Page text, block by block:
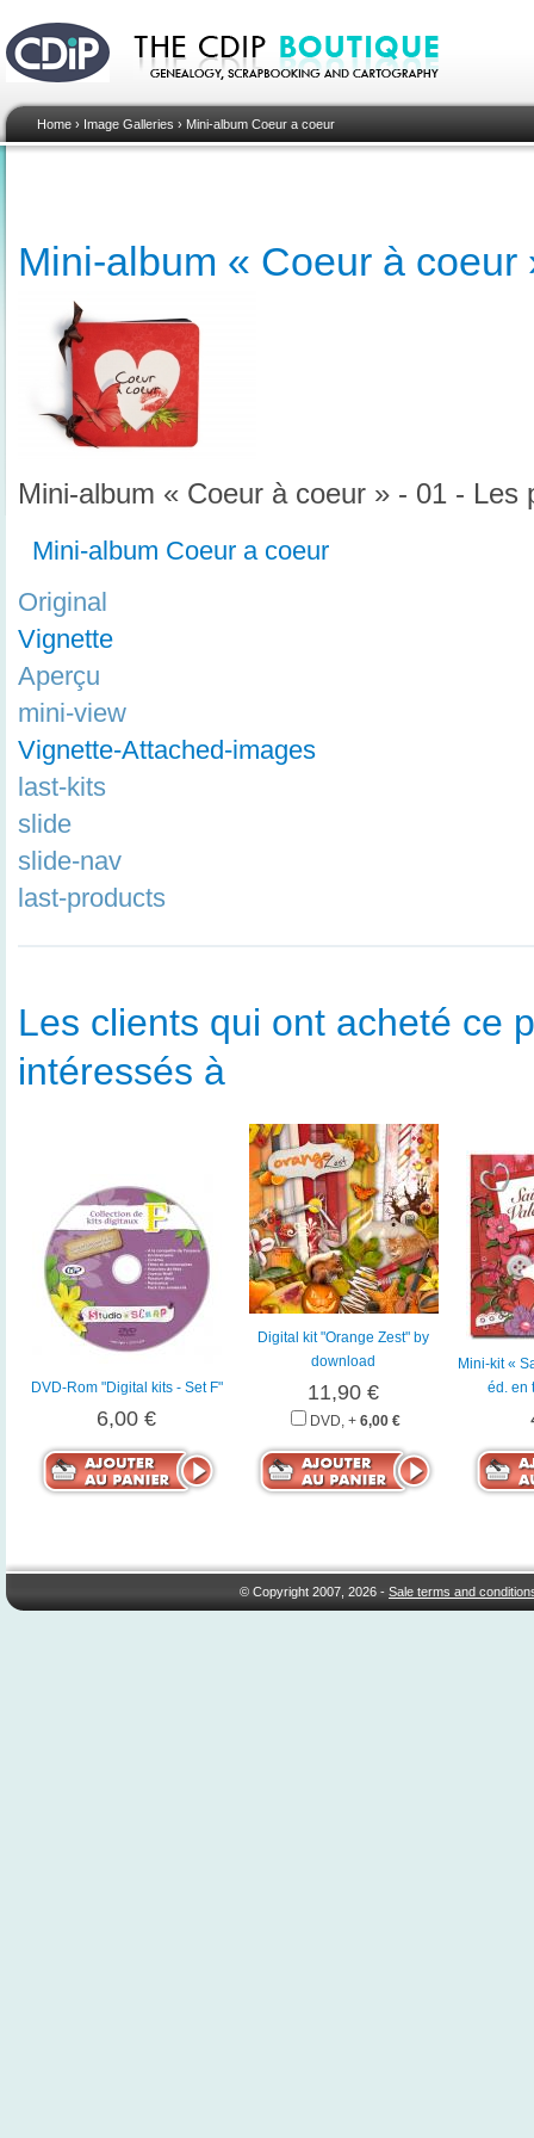
Home › Image Galleries › Mini-album Coeur a coeur
Mini-album « Coeur à coeur
Mini-album « Coeur à coeur » - 01 - Les
Mini-album Coeur a coeur
Original
Vignette
Aperçu
mini-view
Vignette-Attached-images
last-kits
slide
slide-nav
last-products
Les clients qui ont acheté ce
intéressés à
DVD-Rom "Digital kits - Set F"
6,00 €
Digital kit "Orange Zest" by
download
11,90 €
DVD, + 6,00 €
Mini-kit «
éd. en
© Copyright 2007, 2026 -Sale terms and